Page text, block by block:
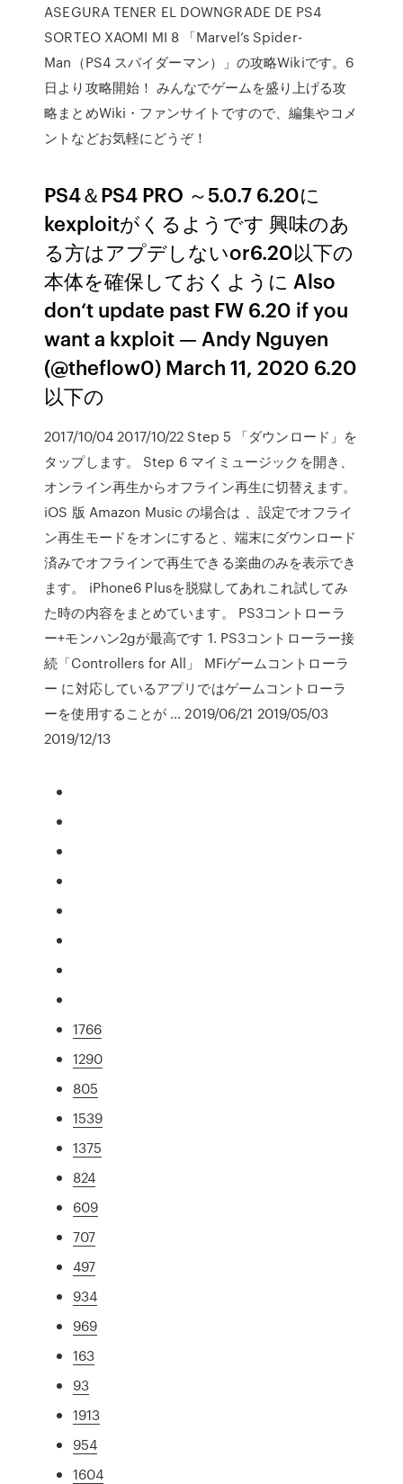
ASEGURA TENER EL DOWNGRADE DE PS4
SORTEO XAOMI MI 8 「Marvel’s Spider-
Man（PS4 スパイダーマン）」の攻略Wikiです。6
日より攻略開始！ みんなでゲームを盛り上げる攻
略まとめWiki・ファンサイトですので、編集やコメ
ントなどお気軽にどうぞ！
PS4＆PS4 PRO ～5.0.7 6.20に
kexploitがくるようです 興味のあ
る方はアプデしないor6.20以下の
本体を確保しておくように Also
don‘t update past FW 6.20 if you
want a kxploit — Andy Nguyen
(@theflow0) March 11, 2020 6.20
以下の
2017/10/04 2017/10/22 Step 5 「ダウンロード」を
タップします。 Step 6 マイミュージックを開き、
オンライン再生からオフライン再生に切替えます。
iOS 版 Amazon Music の場合は 、設定でオフライ
ン再生モードをオンにすると、端末にダウンロード
済みでオフラインで再生できる楽曲のみを表示でき
ます。 iPhone6 Plusを脱獄してあれこれ試してみ
た時の内容をまとめています。 PS3コントローラ
ー+モンハン2gが最高です 1. PS3コントローラー接
続「Controllers for All」 MFiゲームコントローラ
ー に対応しているアプリではゲームコントローラ
ーを使用することが … 2019/06/21 2019/05/03
2019/12/13
1766
1290
805
1539
1375
824
609
707
497
934
969
163
93
1913
954
1604